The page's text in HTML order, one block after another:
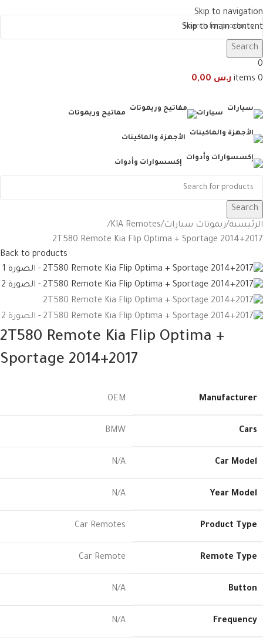
Skip to navigation
Skip to main content
Search
0
0
items ر.س
سيارات مفاتيح وريموتات
الأجهزة والماكينات
إكسسوارات وأدوات
Search
الرئيسية ريموتات سيارات KIA Remotes
2T580 Remote Kia Flip Optima + Sportage 2014+2017
Back to products
2T580 Remote Kia Flip Optima +
Sportage 2014+2017
Manufacturer
OEM
Cars
BMW
Car Model
N/A
Year Model
N/A
Product Type
Car Remotes
Remote Type
Car Remote
Button
N/A
Frequency
N/A